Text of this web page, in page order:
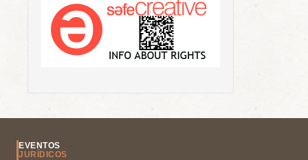
EVENTOS
JURÍDICOS